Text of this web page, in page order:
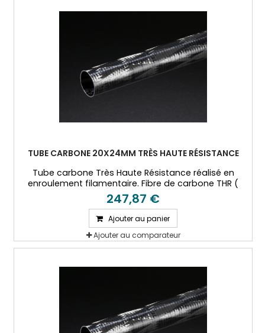
TUBE CARBONE 20X24MM TRÈS HAUTE RÉSISTANCE
Tube carbone Très Haute Résistance réalisé en
enroulement filamentaire. Fibre de carbone THR (
T800) et résine époxy.
247,87 €
Ajouter au panier
Ajouter au comparateur